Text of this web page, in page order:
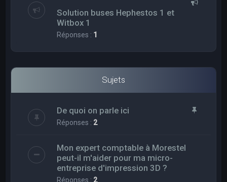
Solution buses Hephestos 1 et
Witbox 1
Réponses : 1
Sujets
De quoi on parle ici
Réponses : 2
Mon expert comptable à Morestel
peut-il m'aider pour ma micro-
entreprise d'impression 3D ?
Réponses : 2